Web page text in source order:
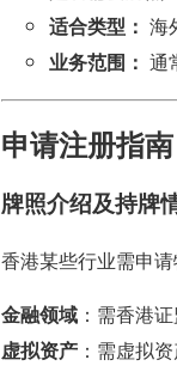
适合类型： 海
业务范围： 通
申请注册指南
牌照介绍及持牌
香港某些行业需申
金融领域 ：需香港
虚拟资产 ：需虚拟